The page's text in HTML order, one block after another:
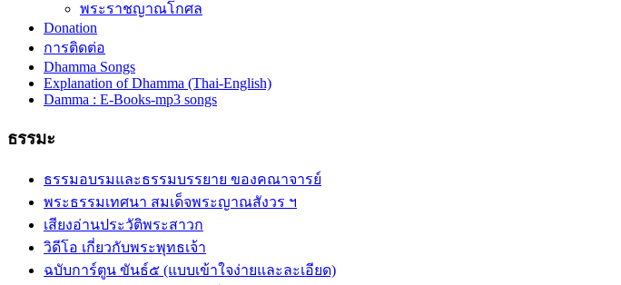
พระราชญาณโกศล
Donation
การติดต่อ
Dhamma Songs
Explanation of Dhamma (Thai-English)
Damma : E-Books-mp3 songs
ธรรมะ
ธรรมอบรมและธรรมบรรยาย ของคณาจารย์
พระธรรมเทศนา สมเด็จพระญาณสังวร ฯ
เสียงอ่านประวัติพระสาวก
วิดีโอ เกี่ยวกับพระพุทธเจ้า
ฉบับการ์ตูน ขันธ์๕ (แบบเข้าใจง่ายและละเอียด)